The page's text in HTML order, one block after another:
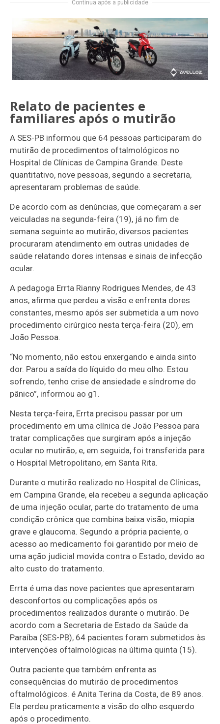
Continua após a publicidade
Relato de pacientes e
familiares após o mutirão
A SES-PB informou que 64 pessoas participaram do
mutirão de procedimentos oftalmológicos no
Hospital de Clínicas de Campina Grande. Deste
quantitativo, nove pessoas, segundo a secretaria,
apresentaram problemas de saúde.
De acordo com as denúncias, que começaram a ser
veiculadas na segunda-feira (19), já no fim de
semana seguinte ao mutirão, diversos pacientes
procuraram atendimento em outras unidades de
saúde relatando dores intensas e sinais de infecção
ocular.
A pedagoga Errta Rianny Rodrigues Mendes, de 43
anos, afirma que perdeu a visão e enfrenta dores
constantes, mesmo após ser submetida a um novo
procedimento cirúrgico nesta terça-feira (20), em
João Pessoa.
“No momento, não estou enxergando e ainda sinto
dor. Parou a saída do líquido do meu olho. Estou
sofrendo, tenho crise de ansiedade e síndrome do
pânico”, informou ao g1.
Nesta terça-feira, Errta precisou passar por um
procedimento em uma clínica de João Pessoa para
tratar complicações que surgiram após a injeção
ocular no mutirão, e, em seguida, foi transferida para
o Hospital Metropolitano, em Santa Rita.
Durante o mutirão realizado no Hospital de Clínicas,
em Campina Grande, ela recebeu a segunda aplicação
de uma injeção ocular, parte do tratamento de uma
condição crônica que combina baixa visão, miopia
grave e glaucoma. Segundo a própria paciente, o
acesso ao medicamento foi garantido por meio de
uma ação judicial movida contra o Estado, devido ao
alto custo do tratamento.
Errta é uma das nove pacientes que apresentaram
desconfortos ou complicações após os
procedimentos realizados durante o mutirão. De
acordo com a Secretaria de Estado da Saúde da
Paraíba (SES-PB), 64 pacientes foram submetidos às
intervenções oftalmológicas na última quinta (15).
Outra paciente que também enfrenta as
consequências do mutirão de procedimentos
oftalmológicos. é Anita Terina da Costa, de 89 anos.
Ela perdeu praticamente a visão do olho esquerdo
após o procedimento.